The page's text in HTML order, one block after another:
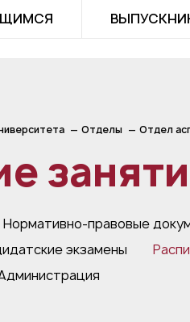
Отделы Отдел
Нормативно-правовые
экзамены